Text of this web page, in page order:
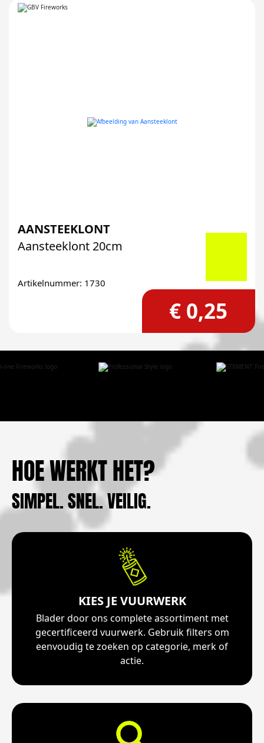
AANSTEEKLONT
Aansteeklont 20cm
Artikelnummer: 1730
€ 0,25
HOE WERKT HET?
SIMPEL. SNEL. VEILIG.
KIES JE VUURWERK
Blader door ons complete assortiment met
gecertificeerd vuurwerk. Gebruik filters om
eenvoudig te zoeken op categorie, merk of
actie.